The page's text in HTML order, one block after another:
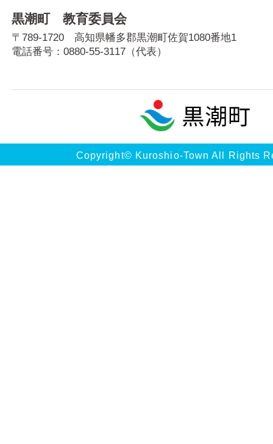
黒潮町 教育委員会
〒789-1720 高知県幡多郡黒潮町佐賀1080番地1
電話番号：0880-55-3117 （代表）
Copyright© Kuroshio-Town All Rights